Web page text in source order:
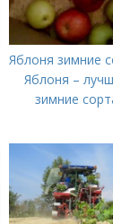
Яблоня зимние
Яблоня –
зимние